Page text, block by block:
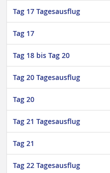
Tag 17 Tagesausflug
Tag 17
Tag 18 bis Tag 20
Tag 20 Tagesausflug
Tag 20
Tag 21 Tagesausflug
Tag 21
Tag 22 Tagesausflug